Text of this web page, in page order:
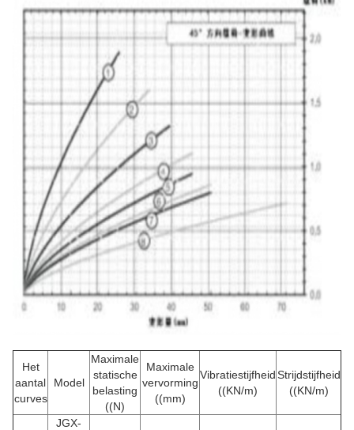
Het
aantal
curves
Model
Maximale
statische
belasting
((N)
Maximale
vervorming
((mm)
Vibratiestijfheid
((KN/m)
Strijdstijfheid
((KN/m)
JGX-